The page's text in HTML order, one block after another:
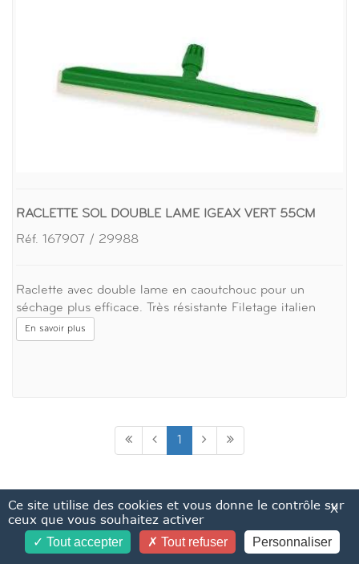
RACLETTE SOL DOUBLE LAME IGEAX VERT 55CM
Réf. 167907 / 29988
Raclette avec double lame en caoutchouc pour un
séchage plus efficace. Très résistante Filetage italien
En savoir plus
1
X
Ce site utilise des cookies et vous donne le contrôle sur
ceux que vous souhaitez activer
Tout accepter Tout refuser Personnaliser